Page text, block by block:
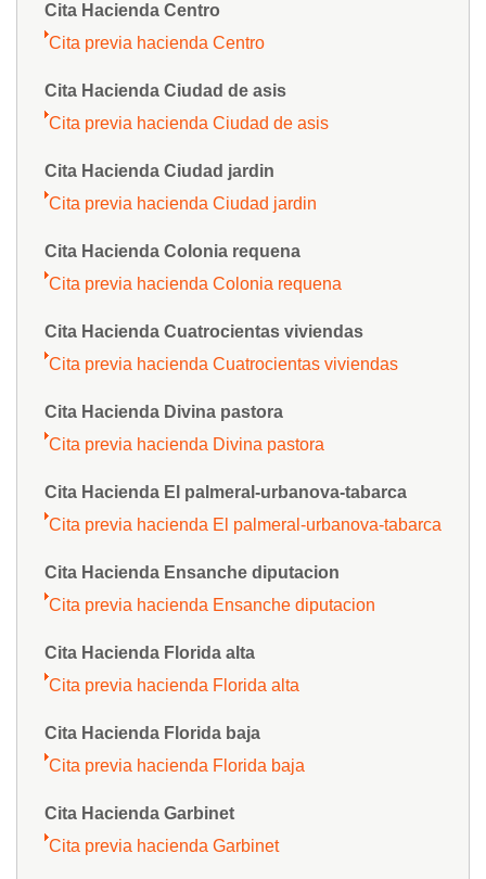
Cita Hacienda Centro
Cita previa hacienda Centro
Cita Hacienda Ciudad de asis
Cita previa hacienda Ciudad de asis
Cita Hacienda Ciudad jardin
Cita previa hacienda Ciudad jardin
Cita Hacienda Colonia requena
Cita previa hacienda Colonia requena
Cita Hacienda Cuatrocientas viviendas
Cita previa hacienda Cuatrocientas viviendas
Cita Hacienda Divina pastora
Cita previa hacienda Divina pastora
Cita Hacienda El palmeral-urbanova-tabarca
Cita previa hacienda El palmeral-urbanova-tabarca
Cita Hacienda Ensanche diputacion
Cita previa hacienda Ensanche diputacion
Cita Hacienda Florida alta
Cita previa hacienda Florida alta
Cita Hacienda Florida baja
Cita previa hacienda Florida baja
Cita Hacienda Garbinet
Cita previa hacienda Garbinet